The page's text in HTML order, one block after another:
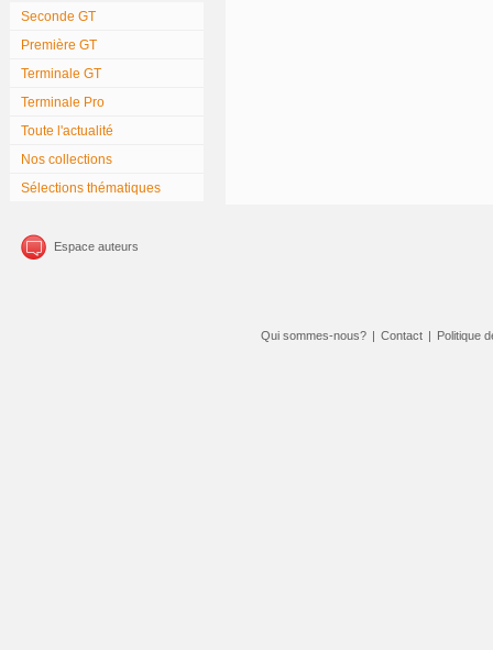
Seconde GT
Première GT
Terminale GT
Terminale Pro
Toute l'actualité
Nos collections
Sélections thématiques
Espace auteurs
Qui sommes-nous? | Contact | Politique